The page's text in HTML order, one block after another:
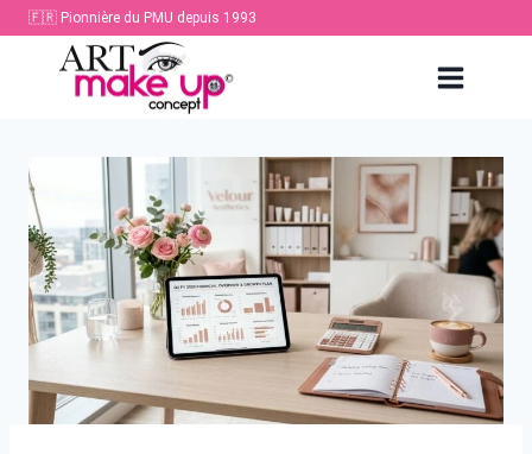
Aller
contenu
🇫🇷 Pionnière du PMU depuis 1993